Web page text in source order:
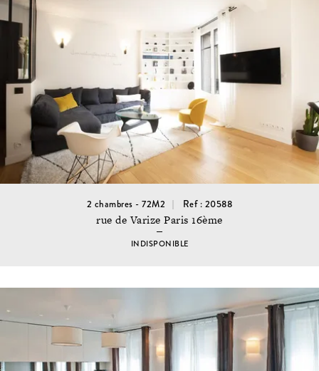
2 chambres - 72M2 Ref : 20588
rue de Varize Paris 16ème
INDISPONIBLE